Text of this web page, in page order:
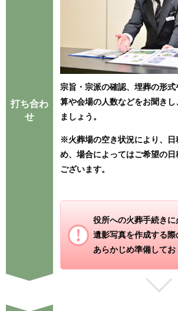
打ち合わ
せ
宗旨・宗派の確認、埋葬の形
算や会場の人数などをお聞きし
ましょう。
※火葬場の空き状況により、日
め、場合によってはご希望の
ございます。
役所への火葬手続き
遺影写真を作成する
あらかじめ準備してお